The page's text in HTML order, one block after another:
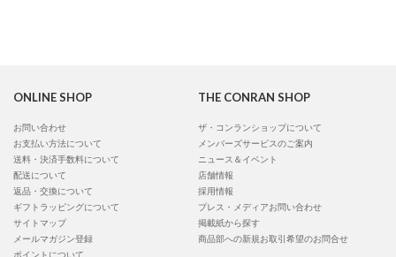
ONLINE SHOP
お問い合わせ
お支払い方法について
送料・決済手数料について
配送について
返品・交換について
ギフトラッピングについて
サイトマップ
メールマガジン登録
ポイントについて
THE CONRAN SHOP
ザ・コンランショップについて
メンバーズサービスのご案内
ニュース＆イベント
店舗情報
採用情報
プレス・メディアお問い合わせ
掲載紙から探す
商品部への新規お取引希望のお問合せ